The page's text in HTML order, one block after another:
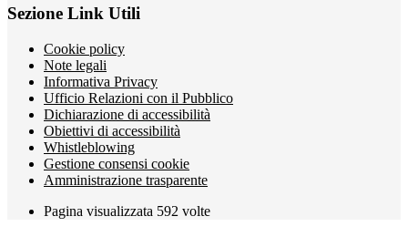
Sezione Link Utili
Cookie policy
Note legali
Informativa Privacy
Ufficio Relazioni con il Pubblico
Dichiarazione di accessibilità
Obiettivi di accessibilità
Whistleblowing
Gestione consensi cookie
Amministrazione trasparente
Pagina visualizzata 592 volte